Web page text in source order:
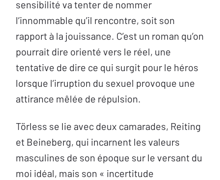
sensibilité va tenter de nommer
l’innommable qu’il rencontre, soit son
rapport à la jouissance. C’est un roman qu’on
pourrait dire orienté vers le réel, une
tentative de dire ce qui surgit pour le héros
lorsque l’irruption du sexuel provoque une
attirance mêlée de répulsion.
Törless se lie avec deux camarades, Reiting
et Beineberg, qui incarnent les valeurs
masculines de son époque sur le versant du
moi idéal, mais son « incertitude